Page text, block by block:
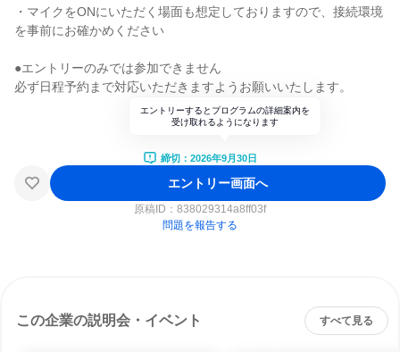
・マイクをONにいただく場面も想定しておりますので、接続環境
を事前にお確かめください
●エントリーのみでは参加できません
必ず日程予約まで対応いただきますようお願いいたします。
エントリーするとプログラムの詳細案内を
受け取れるようになります
締切：2026年9月30日
エントリー画面へ
原稿ID： 838029314a8ff03f
問題を報告する
この企業の説明会・イベント すべて見る